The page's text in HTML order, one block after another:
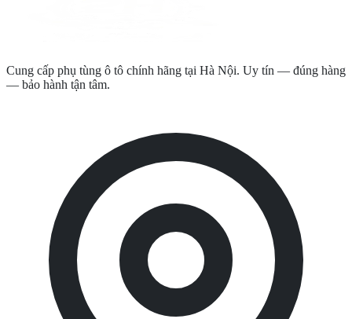
Cung cấp phụ tùng ô tô chính hãng tại Hà Nội. Uy tín — đúng hàng
— bảo hành tận tâm.